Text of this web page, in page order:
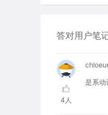
答对用户笔
4人
是系动